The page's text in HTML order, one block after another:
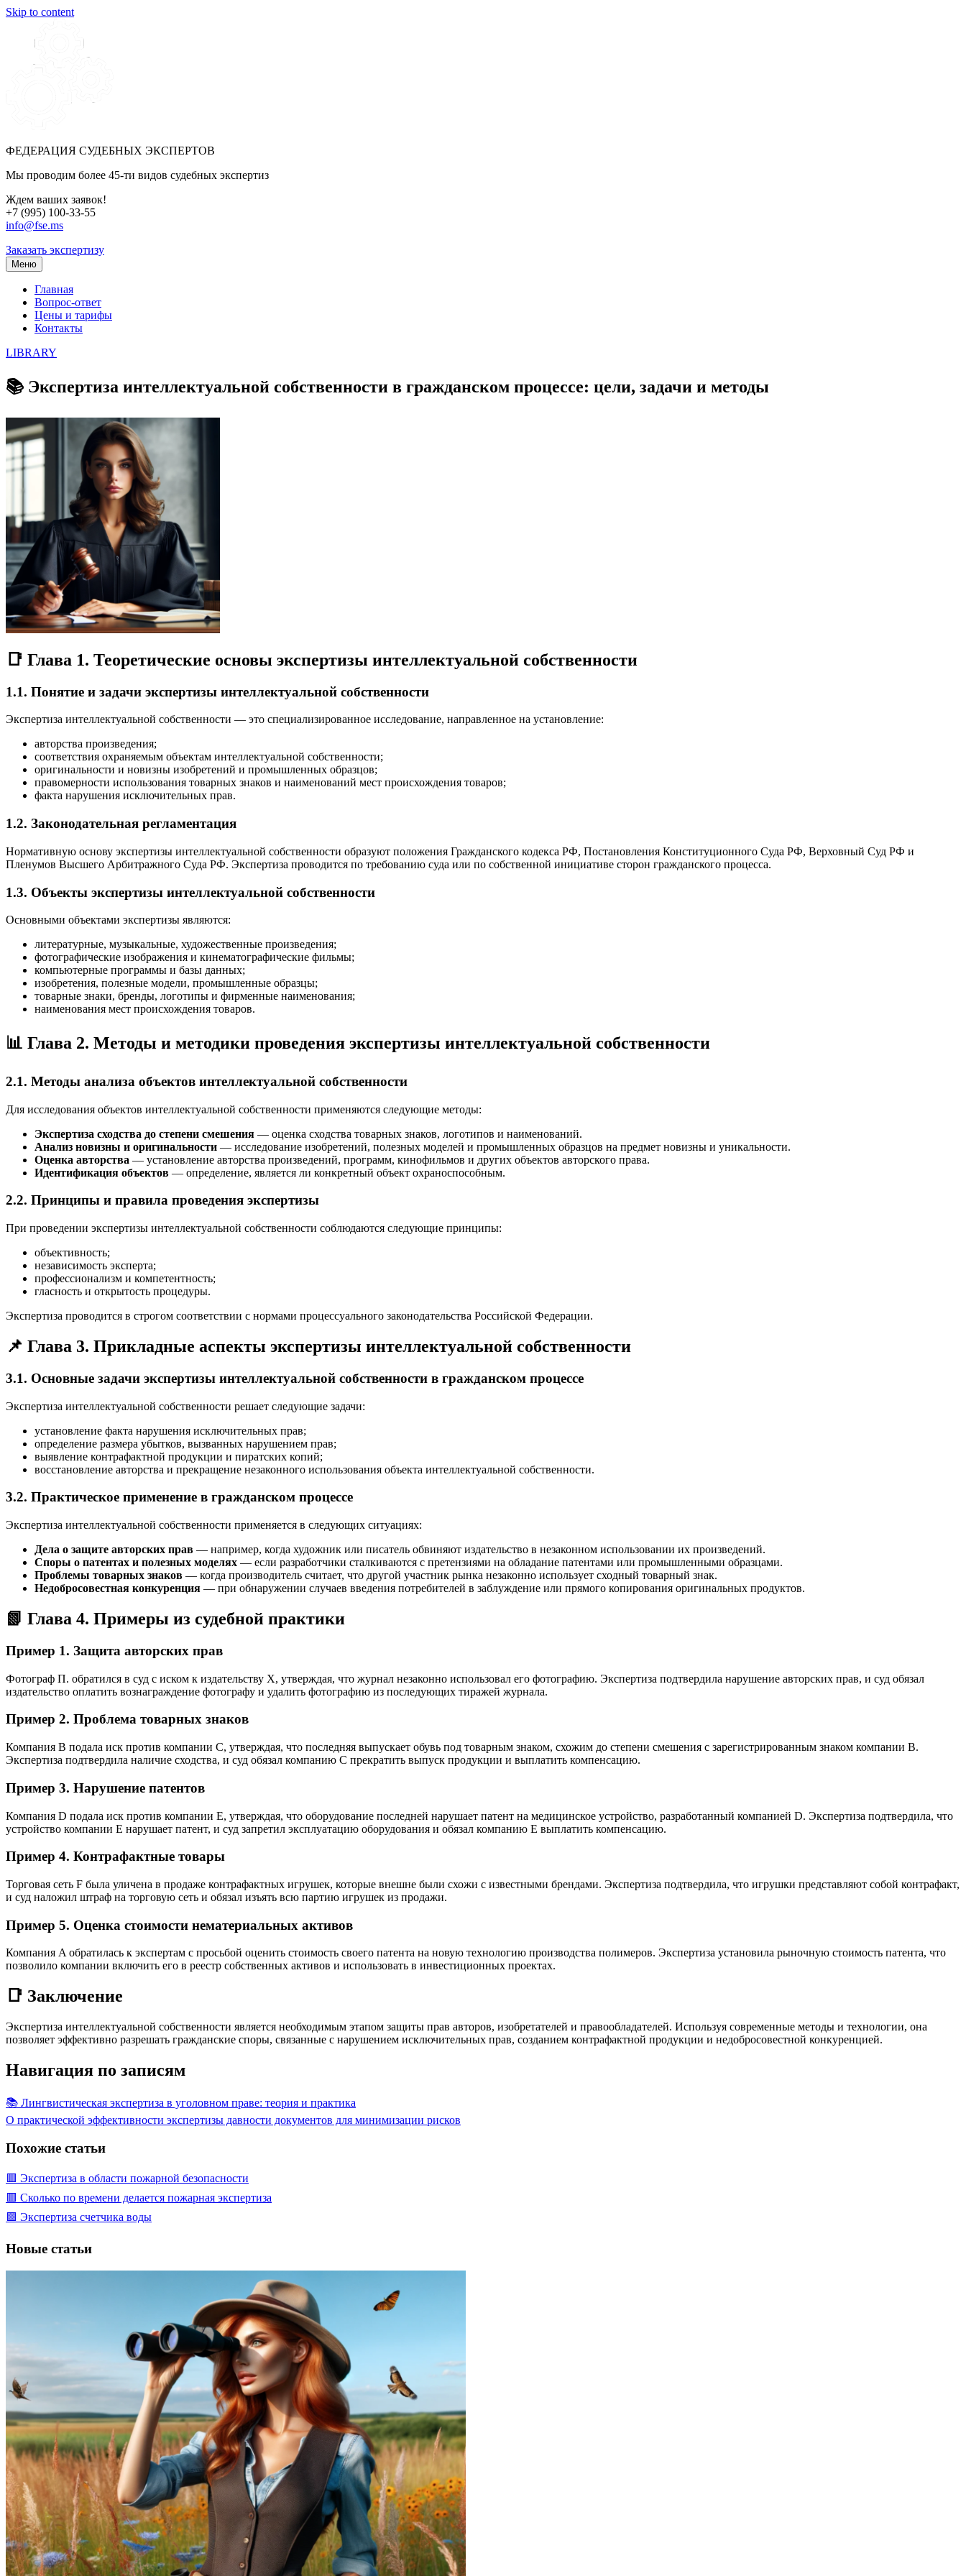
Skip to content
ФЕДЕРАЦИЯ СУДЕБНЫХ ЭКСПЕРТОВ
Мы проводим более 45-ти видов судебных экспертиз
Ждем ваших заявок!
+7 (995) 100-33-55
info@fse.ms
Заказать экспертизу
Меню
Главная
Вопрос-ответ
Цены и тарифы
Контакты
LIBRARY
📚 Экспертиза интеллектуальной собственности в гражданском процессе: цели, задачи и методы
📑 Глава 1. Теоретические основы экспертизы интеллектуальной собственности
1.1. Понятие и задачи экспертизы интеллектуальной собственности
Экспертиза интеллектуальной собственности — это специализированное исследование, направленное на установление:
авторства произведения;
соответствия охраняемым объектам интеллектуальной собственности;
оригинальности и новизны изобретений и промышленных образцов;
правомерности использования товарных знаков и наименований мест происхождения товаров;
факта нарушения исключительных прав.
1.2. Законодательная регламентация
Нормативную основу экспертизы интеллектуальной собственности образуют положения Гражданского кодекса РФ, Постановления Конституционного Суда РФ, Верховный Суд РФ и
Пленумов Высшего Арбитражного Суда РФ. Экспертиза проводится по требованию суда или по собственной инициативе сторон гражданского процесса.
1.3. Объекты экспертизы интеллектуальной собственности
Основными объектами экспертизы являются:
литературные, музыкальные, художественные произведения;
фотографические изображения и кинематографические фильмы;
компьютерные программы и базы данных;
изобретения, полезные модели, промышленные образцы;
товарные знаки, бренды, логотипы и фирменные наименования;
наименования мест происхождения товаров.
📊 Глава 2. Методы и методики проведения экспертизы интеллектуальной собственности
2.1. Методы анализа объектов интеллектуальной собственности
Для исследования объектов интеллектуальной собственности применяются следующие методы:
Экспертиза сходства до степени смешения — оценка сходства товарных знаков, логотипов и наименований.
Анализ новизны и оригинальности — исследование изобретений, полезных моделей и промышленных образцов на предмет новизны и уникальности.
Оценка авторства — установление авторства произведений, программ, кинофильмов и других объектов авторского права.
Идентификация объектов — определение, является ли конкретный объект охраноспособным.
2.2. Принципы и правила проведения экспертизы
При проведении экспертизы интеллектуальной собственности соблюдаются следующие принципы:
объективность;
независимость эксперта;
профессионализм и компетентность;
гласность и открытость процедуры.
Экспертиза проводится в строгом соответствии с нормами процессуального законодательства Российской Федерации.
📌 Глава 3. Прикладные аспекты экспертизы интеллектуальной собственности
3.1. Основные задачи экспертизы интеллектуальной собственности в гражданском процессе
Экспертиза интеллектуальной собственности решает следующие задачи:
установление факта нарушения исключительных прав;
определение размера убытков, вызванных нарушением прав;
выявление контрафактной продукции и пиратских копий;
восстановление авторства и прекращение незаконного использования объекта интеллектуальной собственности.
3.2. Практическое применение в гражданском процессе
Экспертиза интеллектуальной собственности применяется в следующих ситуациях:
Дела о защите авторских прав — например, когда художник или писатель обвиняют издательство в незаконном использовании их произведений.
Споры о патентах и полезных моделях — если разработчики сталкиваются с претензиями на обладание патентами или промышленными образцами.
Проблемы товарных знаков — когда производитель считает, что другой участник рынка незаконно использует сходный товарный знак.
Недобросовестная конкуренция — при обнаружении случаев введения потребителей в заблуждение или прямого копирования оригинальных продуктов.
📗 Глава 4. Примеры из судебной практики
Пример 1. Защита авторских прав
Фотограф П. обратился в суд с иском к издательству X, утверждая, что журнал незаконно использовал его фотографию. Экспертиза подтвердила нарушение авторских прав, и суд обязал
издательство оплатить вознаграждение фотографу и удалить фотографию из последующих тиражей журнала.
Пример 2. Проблема товарных знаков
Компания B подала иск против компании C, утверждая, что последняя выпускает обувь под товарным знаком, схожим до степени смешения с зарегистрированным знаком компании B.
Экспертиза подтвердила наличие сходства, и суд обязал компанию C прекратить выпуск продукции и выплатить компенсацию.
Пример 3. Нарушение патентов
Компания D подала иск против компании E, утверждая, что оборудование последней нарушает патент на медицинское устройство, разработанный компанией D. Экспертиза подтвердила, что
устройство компании E нарушает патент, и суд запретил эксплуатацию оборудования и обязал компанию E выплатить компенсацию.
Пример 4. Контрафактные товары
Торговая сеть F была уличена в продаже контрафактных игрушек, которые внешне были схожи с известными брендами. Экспертиза подтвердила, что игрушки представляют собой контрафакт,
и суд наложил штраф на торговую сеть и обязал изъять всю партию игрушек из продажи.
Пример 5. Оценка стоимости нематериальных активов
Компания A обратилась к экспертам с просьбой оценить стоимость своего патента на новую технологию производства полимеров. Экспертиза установила рыночную стоимость патента, что
позволило компании включить его в реестр собственных активов и использовать в инвестиционных проектах.
📑 Заключение
Экспертиза интеллектуальной собственности является необходимым этапом защиты прав авторов, изобретателей и правообладателей. Используя современные методы и технологии, она
позволяет эффективно разрешать гражданские споры, связанные с нарушением исключительных прав, созданием контрафактной продукции и недобросовестной конкуренцией.
Навигация по записям
📚 Лингвистическая экспертиза в уголовном праве: теория и практика
О практической эффективности экспертизы давности документов для минимизации рисков
Похожие статьи
🟥 Экспертиза в области пожарной безопасности
🟥 Сколько по времени делается пожарная экспертиза
🟩 Экспертиза счетчика воды
Новые статьи